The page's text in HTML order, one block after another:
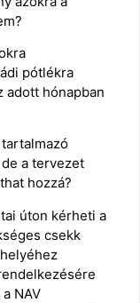
pótlékra
adott hónapban
a tervezet
hozzá?
úton kérheti a
csekk
NAV